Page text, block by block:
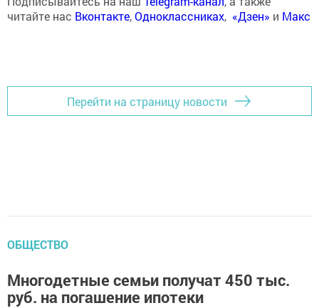
читайте нас Вконтакте,Одноклассниках, «Дзен» и Макс
Перейти на страницу новости
ОБЩЕСТВО
Многодетные семьи получат 450 тыс.
руб. на погашение ипотеки